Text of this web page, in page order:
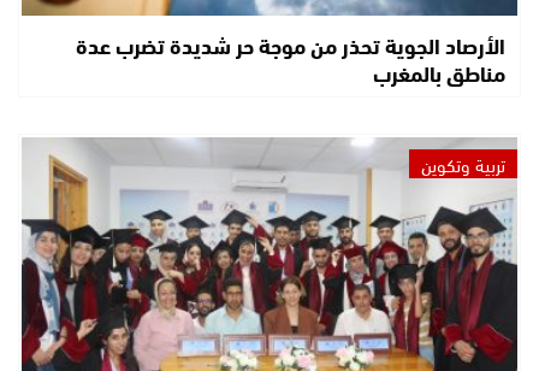
الأرصاد الجوية تحذر من موجة حر شديدة تضرب عدة
مناطق بالمغرب
تربية وتكوين